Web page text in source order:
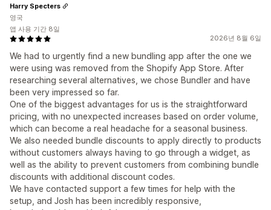
2026년 8월 6일
We had to urgently find a new bundling app after the one we
were using was removed from the Shopify App Store. After
researching several alternatives, we chose Bundler and have
been very impressed so far.
One of the biggest advantages for us is the straightforward
pricing, with no unexpected increases based on order volume,
which can become a real headache for a seasonal business.
We also needed bundle discounts to apply directly to products
without customers always having to go through a widget, as
well as the ability to prevent customers from combining bundle
discounts with additional discount codes.
We have contacted support a few times for help with the
setup, and Josh has been incredibly responsive,
Harry Specters
영국
앱 사용 기간 8일